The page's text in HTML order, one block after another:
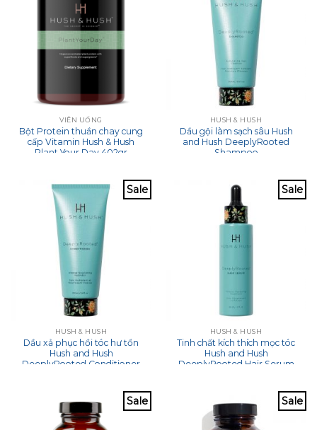
VIÊN UỐNG
Bột Protein thuần chay cung
cấp Vitamin Hush & Hush
Plant Your Day 402gr
HUSH & HUSH
Dầu gội làm sạch sâu Hush
and Hush DeeplyRooted
Shampoo
Sale
HUSH & HUSH
Dầu xả phục hồi tóc hư tổn
Hush and Hush
DeeplyRooted Conditioner
Sale
HUSH & HUSH
Tinh chất kích thích mọc tóc
Hush and Hush
DeeplyRooted Hair Serum
Sale Sale